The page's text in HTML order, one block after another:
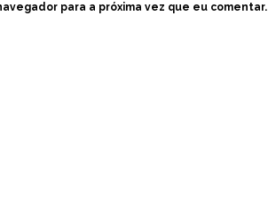
para a próxima vez que eu comentar.